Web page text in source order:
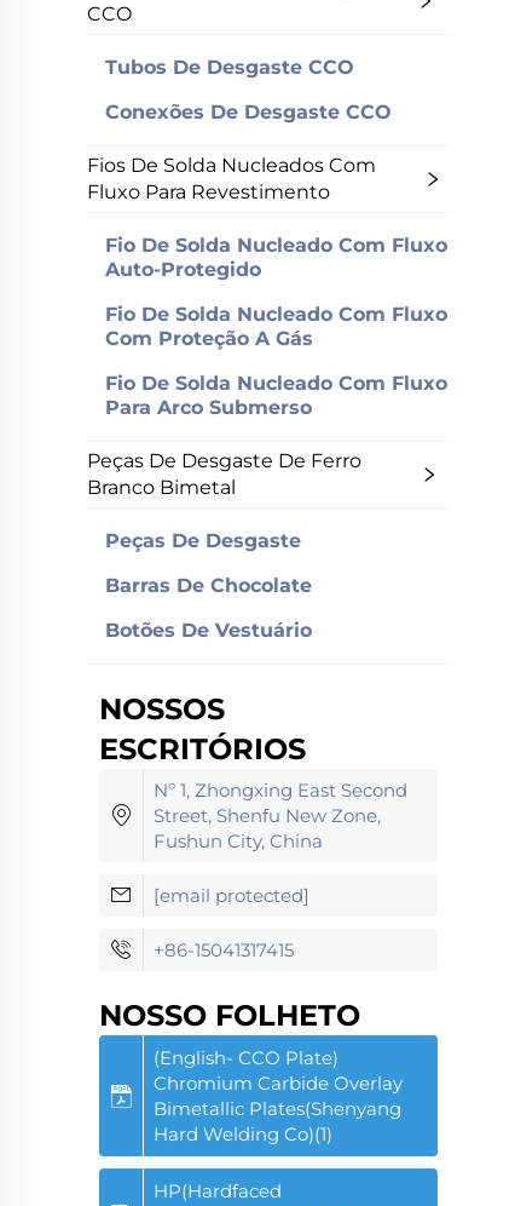
CCO
Tubos De Desgaste CCO
Conexões De Desgaste CCO
Fios De Solda Nucleados Com
Fluxo Para Revestimento
Fio De Solda Nucleado Com Fluxo
Auto-Protegido
Fio De Solda Nucleado Com Fluxo
Com Proteção A Gás
Fio De Solda Nucleado Com Fluxo
Para Arco Submerso
Peças De Desgaste De Ferro
Branco Bimetal
Peças De Desgaste
Barras De Chocolate
Botões De Vestuário
NOSSOS
ESCRITÓRIOS
Nº 1, Zhongxing East Second
Street, Shenfu New Zone,
Fushun City, China
[email protected]
+86-15041317415
NOSSO FOLHETO
(English- CCO Plate)
Chromium Carbide Overlay
Bimetallic Plates(Shenyang
Hard Welding Co)(1)
HP(Hardfaced